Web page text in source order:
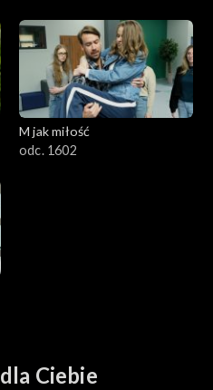
M jak miłość
odc. 1602
Ciebie